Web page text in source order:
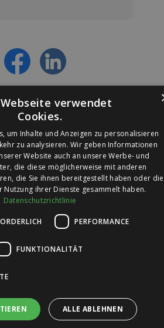
Ledleuchtendiscounter.de
verwendet
Cookies.
um Inhalte und Anzeigen zu personalisieren
zu analysieren. Wir geben Informationen
Website auch an unsere Werbe- und
die diese möglicherweise mit anderen
die Sie ihnen bereitgestellt haben oder die
Nutzung ihrer Dienste gesammelt haben.
Datenschutzrichtlinie
PERFORMANCE
FUNKTIONALITÄT
ALLE ABLEHNEN